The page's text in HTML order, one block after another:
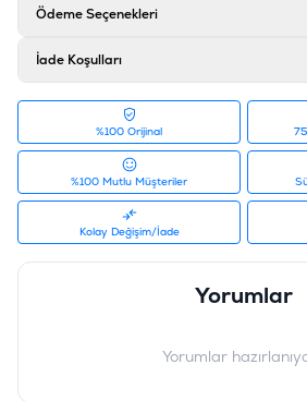
Barkod
Tedarikçi Ürün Kodu
: 2483
Ödeme Seçenekleri
İade Koşulları
%100 Orijinal
%100 Mutlu Müşteriler
Kolay Değişim/İade
Yorumlar
Yorumlar